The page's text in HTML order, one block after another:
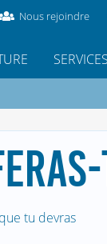
Nous rejoindre
SERVICES
tu devras